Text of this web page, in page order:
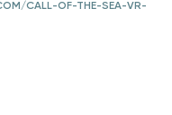
CALL-OF-THE-SEA-VR-